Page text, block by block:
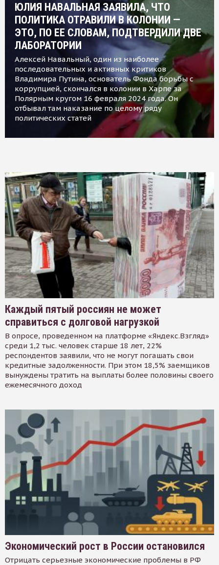
ЮЛИЯ НАВАЛЬНАЯ ЗАЯВИЛА, ЧТО
ПОЛИТИКА ОТРАВИЛИ В КОЛОНИИ —
ЭТО, ПО ЕЕ СЛОВАМ, ПОДТВЕРДИЛИ ДВЕ
ЛАБОРАТОРИИ
Алексей Навальный, один из наиболее
последовательных и активных критиков
Владимира Путина, основатель Фонда борьбы с
коррупцией, скончался в колонии в Харпе за
Полярным кругом 16 февраля 2024 года. Он
отбывал там наказание по целому ряду
политических статей
Каждый пятый россиян не может
справиться с долговой нагрузкой
В опросе, проведенном на платформе «Яндекс.Взгляд»
среди 1,2 тыс. человек старше 18 лет, 22%
респондентов заявили, что не могут погашать свои
кредитные задолженности. При этом 18,5% заемщиков
вынуждены тратить на выплаты более половины своего
ежемесячного доход
Экономический рост в России остановился
Отрицать серьезные экономические проблемы в РФ